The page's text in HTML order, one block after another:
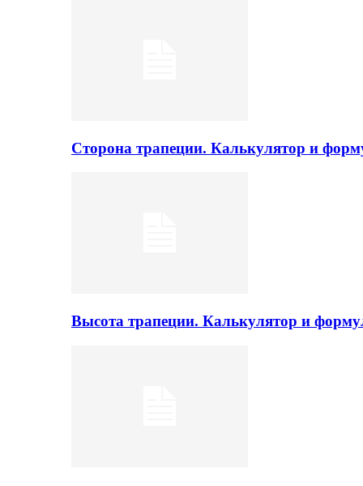
Сторона трапеции. Калькулятор и
Высота трапеции. Калькулятор и